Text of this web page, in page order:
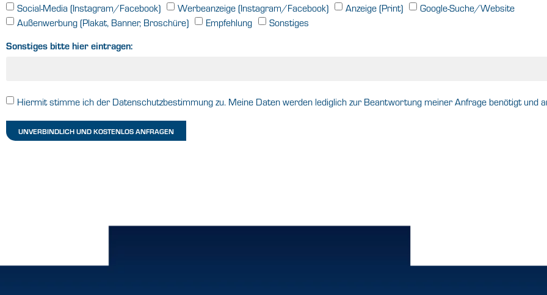
Social-Media (Instagram/Facebook) Werbeanzeige (Instagram/Facebook) Anzeige (Print)
Google-Suche/Website
Außenwerbung (Plakat, Banner, Broschüre)
Empfehlung Sonstiges
Sonstiges bitte hier eintragen:
Hiermit stimme ich der Datenschutzbestimmung zu. Meine Daten werden lediglich zur Beantwortung meiner Anfrage benötigt und
UNVERBINDLICH UND KOSTENLOS ANFRAGEN